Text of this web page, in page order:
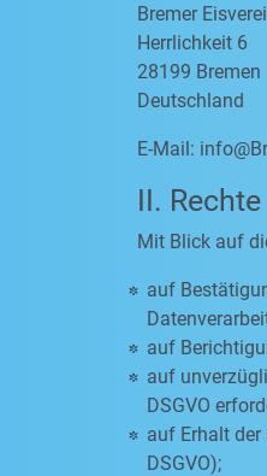
Bremer
Herrlichkeit 6
28199 Bremen
Deutschland
E-Mail:
II.
Mit Blick auf
auf
auf
auf
DSGVO
auf Erhalt
DSGVO);